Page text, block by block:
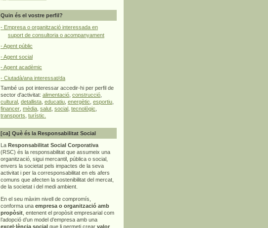
Quin és el vostre perfil?
- Empresa o organització interessada en
suport de consultoria o acompanyament
- Agent públic
- Agent social
- Agent acadèmic
- Ciutadà/ana interessat/da
També us pot interessar accedir-hi per perfil de
sector d'activitat: alimentació construcció
cultural
detallista educatiu energètic esportiu
financer mèdia salut social tecnològic
transports turístic.
[ca] Què és la Responsabilitat Social
La Responsabilitat Social Corporativa
(RSC) és la responsabilitat que assumeix una
organització, sigui mercantil, pública o social,
envers la societat pels impactes de la seva
activitat i per la corresponsabilitat en els afers
comuns que afecten la sostenibilitat del mercat,
de la societat i del medi ambient.
En el seu màxim nivell de compromís,
conforma una empresa o organització amb
propòsit , entenent el propòsit empresarial com
l’adopció d’un model d’empresa amb una
excel·lència social que li permeti crear valor